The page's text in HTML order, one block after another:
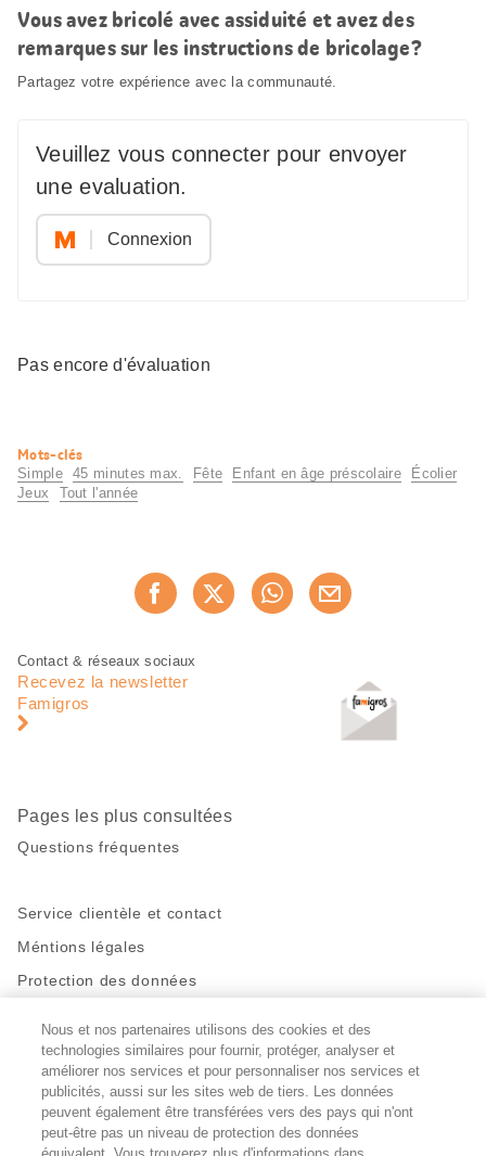
Vous avez bricolé avec assiduité et avez des
remarques sur les instructions de bricolage?
Partagez votre expérience avec la communauté.
Veuillez vous connecter pour envoyer
une evaluation.
Connexion
Pas encore d'évaluation
Informations
utiles
Mots-clés
Simple 45 minutes max. Fête Enfant en âge préscolaire
Écolier
Jeux
Tout l'année
Recommander maintenant
Pied
page
Navigation
pied
Contact & réseaux sociaux
Recevez la newsletter
Famigros
Pages les plus consultées
Questions fréquentes
Service clientèle et contact
Méntions légales
Protection des données
Restez en contact!
Facebook
http://twitter.com/migros
https://www.youtube.com/user/
PinterestInstagram
Paramètres des cookies
Nous et nos partenaires utilisons des cookies et des
technologies similaires pour fournir, protéger, analyser et
améliorer nos services et pour personnaliser nos services et
publicités, aussi sur les sites web de tiers. Les données
peuvent également être transférées vers des pays qui n'ont
peut-être pas un niveau de protection des données